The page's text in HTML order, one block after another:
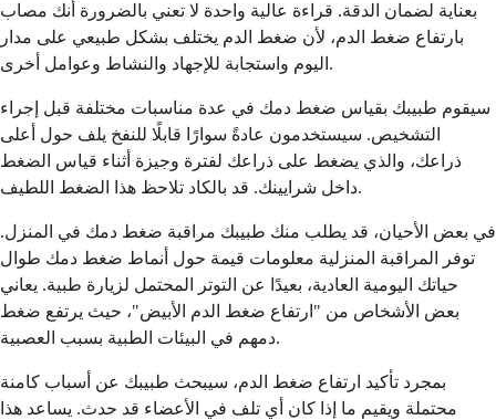
بعناية لضمان الدقة. قراءة عالية واحدة لا تعني بالضرورة أنك مصاب
بارتفاع ضغط الدم، لأن ضغط الدم يختلف بشكل طبيعي على مدار
اليوم واستجابة للإجهاد والنشاط وعوامل أخرى.
سيقوم طبيبك بقياس ضغط دمك في عدة مناسبات مختلفة قبل إجراء
التشخيص. سيستخدمون عادةً سوارًا قابلًا للنفخ يلف حول أعلى
ذراعك، والذي يضغط على ذراعك لفترة وجيزة أثناء قياس الضغط
داخل شرايينك. قد بالكاد تلاحظ هذا الضغط اللطيف.
في بعض الأحيان، قد يطلب منك طبيبك مراقبة ضغط دمك في المنزل.
توفر المراقبة المنزلية معلومات قيمة حول أنماط ضغط دمك طوال
حياتك اليومية العادية، بعيدًا عن التوتر المحتمل لزيارة طبية. يعاني
بعض الأشخاص من "ارتفاع ضغط الدم الأبيض"، حيث يرتفع ضغط
دمهم في البيئات الطبية بسبب العصبية.
بمجرد تأكيد ارتفاع ضغط الدم، سيبحث طبيبك عن أسباب كامنة
محتملة ويقيم ما إذا كان أي تلف في الأعضاء قد حدث. يساعد هذا